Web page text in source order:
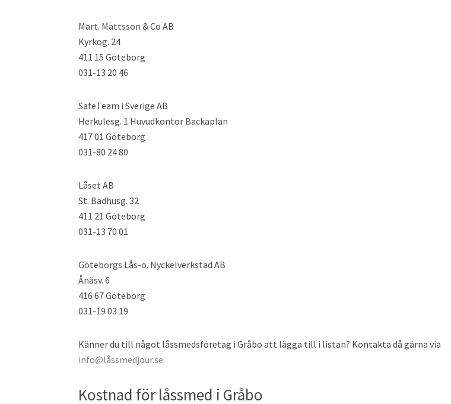
Mart. Mattsson & Co AB
Kyrkog. 24
411 15 Göteborg
031-13 20 46
SafeTeam i Sverige AB
Herkulesg. 1 Huvudkontor Backaplan
417 01 Göteborg
031-80 24 80
Låset AB
St. Badhusg. 32
411 21 Göteborg
031-13 70 01
Göteborgs Lås-o. Nyckelverkstad AB
Ånäsv. 6
416 67 Göteborg
031-19 03 19
Känner du till något låssmedsföretag i Gråbo att lägga till i listan? Kontakta då gärna via
info@låssmedjour.se.
Kostnad för låssmed i Gråbo